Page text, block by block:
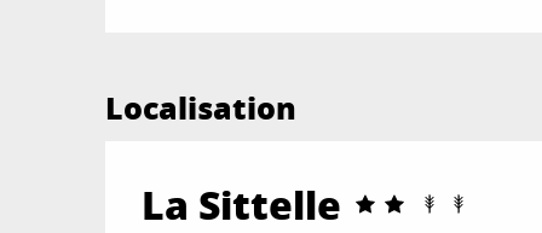
Localisation
La Sittelle